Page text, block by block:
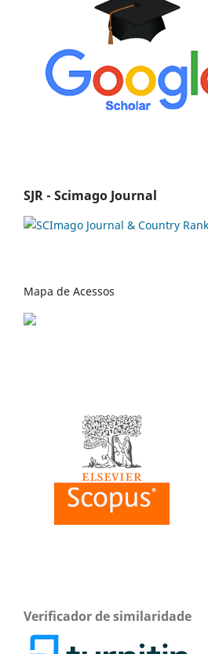
SJR - Scimago Journal
Mapa de Acessos
Verificador de similaridade